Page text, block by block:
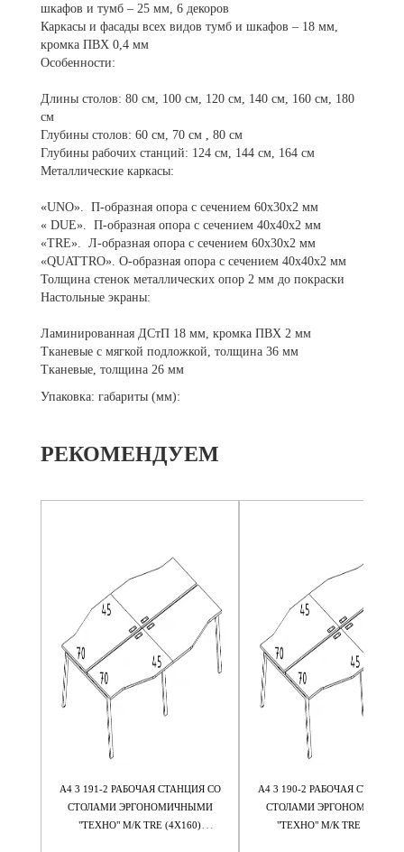
шкафов и тумб – 25 мм, 6 декоров
Каркасы и фасады всех видов тумб и шкафов – 18 мм,
кромка ПВХ 0,4 мм
Особенности:
Длины столов: 80 см, 100 см, 120 см, 140 см, 160 см, 180
см
Глубины столов: 60 см, 70 см , 80 см
Глубины рабочих станций: 124 см, 144 см, 164 см
Металлические каркасы:
«UNO». П-образная опора с сечением 60х30х2 мм
« DUE». П-образная опора с сечением 40х40х2 мм
«TRE». Л-образная опора с сечением 60х30х2 мм
«QUATTRO». О-образная опора с сечением 40х40х2 мм
Толщина стенок металлических опор 2 мм до покраски
Настольные экраны:
Ламинированная ДСтП 18 мм, кромка ПВХ 2 мм
Тканевые с мягкой подложкой, толщина 36 мм
Тканевые, толщина 26 мм
Упаковка: габариты (мм):
РЕКОМЕНДУЕМ
А4 3 191-2 РАБОЧАЯ СТАНЦИЯ СО
СТОЛАМИ ЭРГОНОМИЧНЫМИ
"ТЕХНО" М/К TRE (4Х160)
А4 3 190-2 РАБОЧАЯ
СТОЛАМИ
"ТЕХНО" М/К TRE (4Х140)